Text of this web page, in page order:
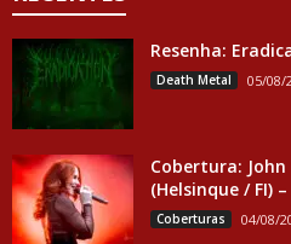
Resenha:
Death Metal 05/08/
Cobertura:
(Helsinque / FI)
Coberturas 04/08/